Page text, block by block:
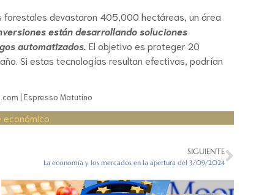
forestales devastaron 405,000 hectáreas, un área
están desarrollando soluciones
automatizados. El objetivo es proteger 20
Si estas tecnologías resultan efectivas, podrían
| Espresso Matutino
económico
SIGUIENTE
La economía y los mercados en la apertura del 3/09/2024